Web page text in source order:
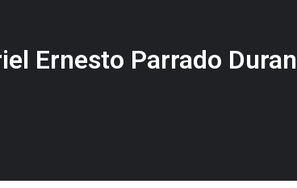
Ernesto Parrado Duran